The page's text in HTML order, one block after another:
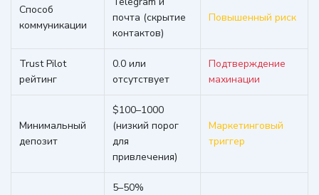
Способ
коммуникации
почта (скрытие
контактов)
Повышенный риск
Trust Pilot
рейтинг
0.0 или
отсутствует
Подтверждение
махинации
Минимальный
депозит
$100–1000
(низкий порог
для
привлечения)
Маркетинговый
триггер
5–50%